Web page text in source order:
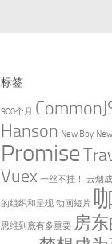
标签
900个月
Hanson New Boy
Promise
Vuex 一丝不挂！ 云烟
的组织和呈现 动画短片
思维到底有多重要 房